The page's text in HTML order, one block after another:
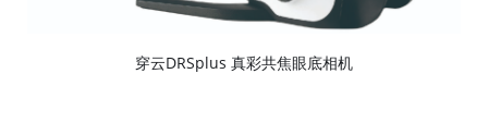
穿云DRSplus 真彩共焦眼底相机